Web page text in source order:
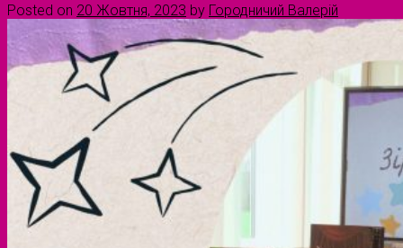
Posted on 20 Жовтня, 2023 by Городничий Валерій